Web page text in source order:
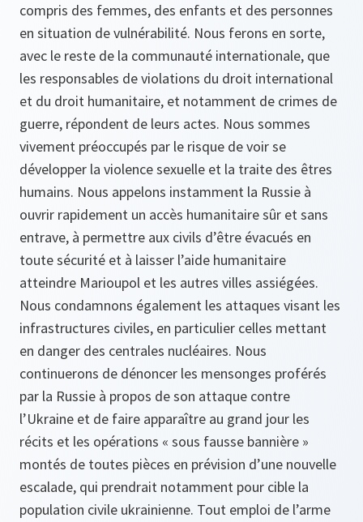
compris des femmes, des enfants et des personnes
en situation de vulnérabilité. Nous ferons en sorte,
avec le reste de la communauté internationale, que
les responsables de violations du droit international
et du droit humanitaire, et notamment de crimes de
guerre, répondent de leurs actes. Nous sommes
vivement préoccupés par le risque de voir se
développer la violence sexuelle et la traite des êtres
humains. Nous appelons instamment la Russie à
ouvrir rapidement un accès humanitaire sûr et sans
entrave, à permettre aux civils d’être évacués en
toute sécurité et à laisser l’aide humanitaire
atteindre Marioupol et les autres villes assiégées.
Nous condamnons également les attaques visant les
infrastructures civiles, en particulier celles mettant
en danger des centrales nucléaires. Nous
continuerons de dénoncer les mensonges proférés
par la Russie à propos de son attaque contre
l’Ukraine et de faire apparaître au grand jour les
récits et les opérations « sous fausse bannière »
montés de toutes pièces en prévision d’une nouvelle
escalade, qui prendrait notamment pour cible la
population civile ukrainienne. Tout emploi de l’arme